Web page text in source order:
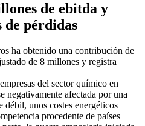
de ebitda y
pérdidas
ha obtenido una contribución de
de 8 millones y registra
del sector químico en
negativamente afectada por una
débil, unos costes energéticos
procedente de países